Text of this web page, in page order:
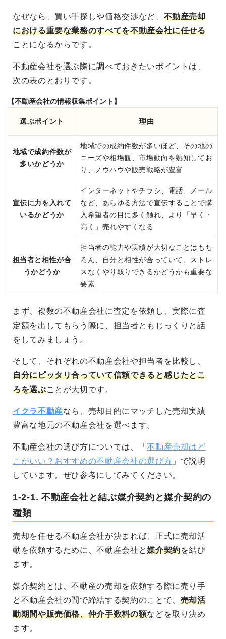
なぜなら、買い手探しや価格交渉など、 不動産売却
における重要な業務のすべてを不動産会社に任せる
ことになるからです。
不動産会社を選ぶ際に調べておきたいポイントは、
次の表のとおりです。
【不動産会社の情報収集ポイント】
選ぶポイント 理由
地域で成約件数が
多いかどうか
地域での成約件数が多いほど、その地の
ニーズや相場観、市場動向を熟知してお
り、ノウハウや販売戦略が豊富
宣伝に力を入れて
いるかどうか
インターネットやチラシ、電話、メール
など、あらゆる方法で宣伝することで購
入希望者の目に多く触れ、より「早く・
高く」売れやすくなる
担当者と相性が合
うかどうか
担当者の能力や実績が大切なことはもち
ろん、自分と相性が合っていて、ストレ
スなくやり取りできるかどうかも重要な
要素
まず、複数の不動産会社に査定を依頼し、実際に査
定額を出してもらう際に、担当者ともじっくりと話
をしてみましょう。
そして、 それぞれの不動産会社や担当者を比較し、
自分にピッタリ合っていて信頼できると感じたとこ
ろを選ぶこと が大切です。
イクラ不動産なら、売却目的にマッチした売却実績
豊富な地元の不動産会社を選べます。
不動産会社の選び方については、「不動産売却はど
こがいい？おすすめの不動産会社の選び方 」で説明
しています。ぜひ参考にしてみてください。
1-2-1. 不動産会社と結ぶ媒介契約と媒介契約の
種類
売却を任せる不動産会社が決まれば、正式に売却活
動を依頼するために、不動産会社と媒介契約を結び
ます。
媒介契約とは、不動産の売却を依頼する際に売り手
と不動産会社の間で締結する契約のことで、 売却活
動期間や販売価格、仲介手数料の額などを取り決め
ます。